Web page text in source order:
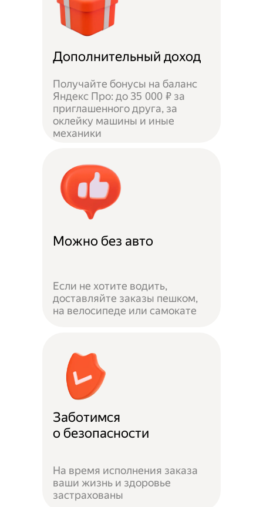
Дополнительный доход
Получайте бонусы на баланс
Яндекс Про: до 35 000 ₽ за
приглашенного друга, за
оклейку машины и иные
механики
Можно без авто
Если не хотите водить,
доставляйте заказы пешком,
на велосипеде или самокате
Заботимся
о безопасности
На время исполнения заказа
ваши жизнь и здоровье
застрахованы